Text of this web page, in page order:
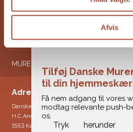
Afvis
REGIONER
NYHEDER
MURERNYT
Adresse & kontakt
Danske Murermestre
H.C.Andersens Boulevard 18
1553 København V
Tilføj Danske
til din
Få nem adgang til vores
modtag relevante push-
os.
Tryk herunder